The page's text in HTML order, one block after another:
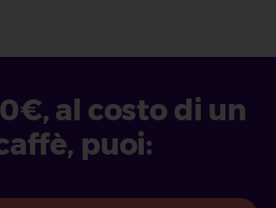
al costo di un
puoi: